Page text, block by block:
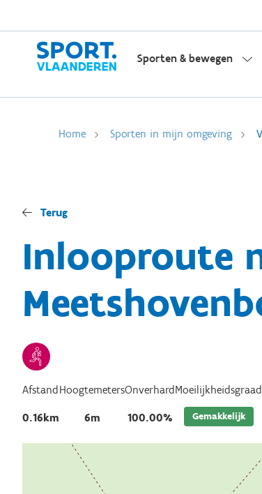
Sporten & bewegen
Home Sporten in mijn omgeving
Terug
Inlooproute
Afstand
0.16km
Hoogtemeters
6m
Onverhard
100.00%
Moeilijkheidsgraad
Gemakkelijk